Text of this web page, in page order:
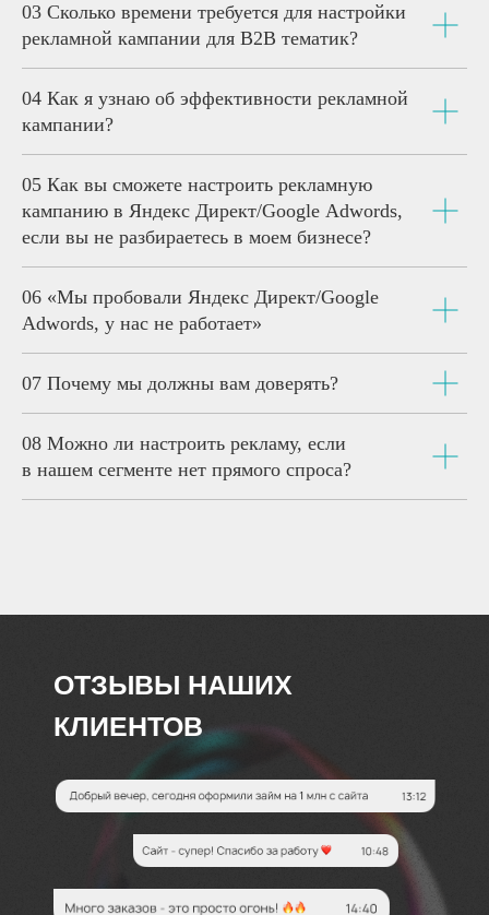
03 Сколько времени требуется для настройки
рекламной кампании для B2B тематик?
04 Как я узнаю об эффективности рекламной
кампании?
05 Как вы сможете настроить рекламную
кампанию в Яндекс Директ/Google Adwords,
если вы не разбираетесь в моем бизнесе?
06 «Мы пробовали Яндекс Директ/Google
Adwords, у нас не работает»
07 Почему мы должны вам доверять?
08 Можно ли настроить рекламу, если
в нашем сегменте нет прямого спроса?
ОТЗЫВЫ НАШИХ
КЛИЕНТОВ